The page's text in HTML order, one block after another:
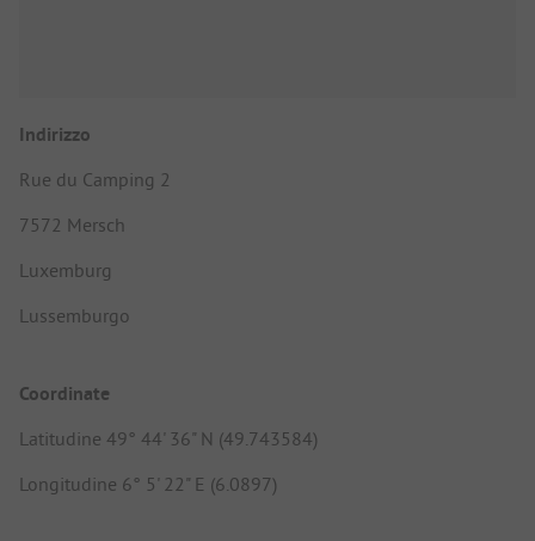
Indirizzo
Rue du Camping 2
7572 Mersch
Luxemburg
Lussemburgo
Coordinate
Latitudine 49° 44' 36" N (49.743584)
Longitudine 6° 5' 22" E (6.0897)